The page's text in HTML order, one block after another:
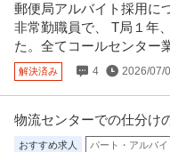
郵便局アルバイト採用に
非常勤職員で、 T局１年
た。全てコールセンター
解決済み 4 2026/07/
物流センターでの仕分け
おすすめ求人 パート・アルバイ